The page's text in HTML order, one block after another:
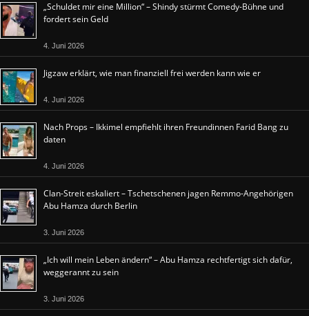
„Schuldet mir eine Million“ – Shindy stürmt Comedy-Bühne und
fordert sein Geld
4. Juni 2026
Jigzaw erklärt, wie man finanziell frei werden kann wie er
4. Juni 2026
Nach Props – Ikkimel empfiehlt ihren Freundinnen Farid Bang zu
daten
4. Juni 2026
Clan-Streit eskaliert – Tschetschenen jagen Remmo-Angehörigen
Abu Hamza durch Berlin
3. Juni 2026
„Ich will mein Leben ändern“ – Abu Hamza rechtfertigt sich dafür,
weggerannt zu sein
3. Juni 2026